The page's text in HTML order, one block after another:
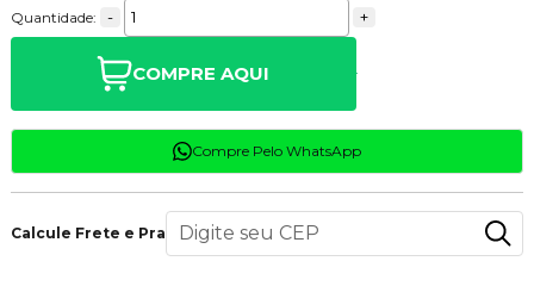
Quantidade: - +
COMPRE AQUI
Compre Pelo WhatsApp
Calcule Frete e Prazo